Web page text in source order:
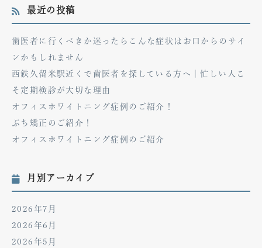
最近の投稿
歯医者に行くべきか迷ったらこんな症状はお口からのサイ
ンかもしれません
西鉄久留米駅近くで歯医者を探している方へ｜忙しい人こ
そ定期検診が大切な理由
オフィスホワイトニング症例のご紹介！
ぷち矯正のご紹介！
オフィスホワイトニング症例のご紹介
月別アーカイブ
2026年7月
2026年6月
2026年5月